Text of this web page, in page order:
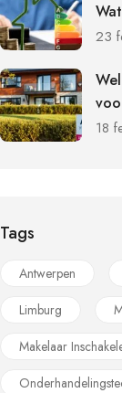
23
18
Tags
Antwerpen
Limburg
Makelaar